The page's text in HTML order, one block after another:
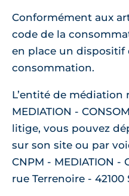
Conformément aux
code de la
en place un dispositif
consommation.
L’entité de médiation
MEDIATION -
litige, vous pouvez
sur son site ou par
CNPM - MEDIATION -
rue Terrenoire - 42100